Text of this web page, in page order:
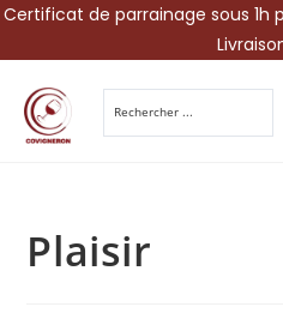
Certificat de parrainage sous 1h
Plaisir